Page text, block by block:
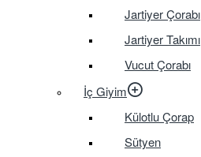
Jartiyer Çorabı
Jartiyer Takımı
Vucut Çorabı
İç Giyim
Külotlu Çorap
Sütyen